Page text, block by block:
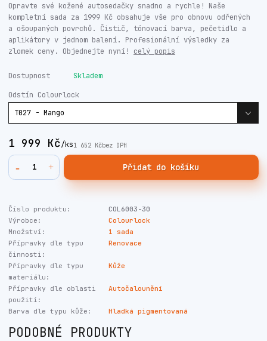
Opravte své kožené autosedačky snadno a rychle! Naše
kompletní sada za 1999 Kč obsahuje vše pro obnovu odřených
a ošoupaných povrchů. Čistič, tónovací barva, pečetidlo a
aplikátory v jednom balení. Profesionální výsledky za
zlomek ceny. Objednejte nyní! celý popis
Dostupnost Skladem
Odstín Colourlock
1 999 Kč/ks1 652 Kčbez DPH
Přidat do košíku
Číslo produktu:
COL6003-30
Výrobce:
Colourlock
Množství:
1 sada
Přípravky dle typu
činnosti:
Renovace
Přípravky dle typu
materiálu:
Kůže
Přípravky dle oblasti
použití:
Autočalounění
Barva dle typu kůže: Hladká pigmentovaná
PODOBNÉ PRODUKTY